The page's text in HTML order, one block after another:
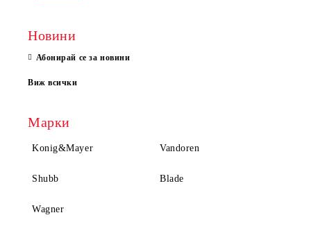
Новини
Абонирай се за новини
Виж всички
Марки
Konig&Mayer Vandoren
Shubb Blade
Wagner